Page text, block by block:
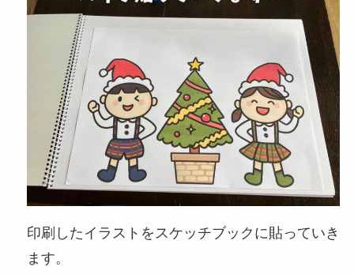
印刷したイラストをスケッチブックに貼っていき
ます。